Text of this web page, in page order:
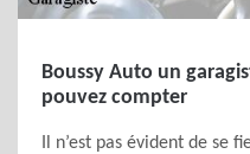
Boussy Auto un
pouvez compter
Il n’est pas évident de se